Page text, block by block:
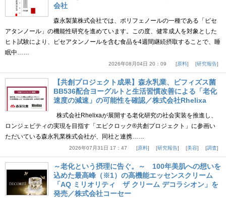
会社
森永製菓株式会社では、ポリフェノールの一種である「ピセ
アタンノール」の機能性研究を進めています。この度、健常成人を対象とした
ヒト試験により、ピセアタンノールを含む食品を4週間継続摂取することで、睡
眠中……
2026年08月04日 20：09 原料 研究報告
【共創プロジェクト成果】森永乳業、ビフィズス菌
BB536配合ヨーグルトと生活習慣改善による「老化
速度の減速」の可能性を確認／株式会社Rhelixa
株式会社Rhelixaが展開する老化研究の社会実装を推進し、
ロンジェビティの実現を目指す「エピクロック®共創プロジェクト」に参画い
ただいている森永乳業株式会社が、同社と連携……
2026年07月31日 17：47 原料 研究報告 美容 調査
～老化という摂理に告ぐ。～ 100年美肌への想いを
込めた最高峰（※1）の高機能エッセンスクリーム
「AQ ミリオリティ ザ クリーム デコラシオン」を
発売／株式会社コーセー